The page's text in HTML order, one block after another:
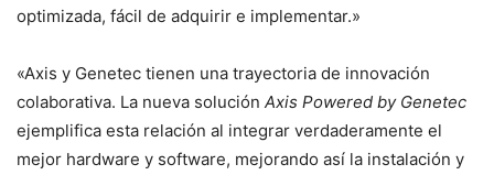
optimizada, fácil de adquirir e implementar.»
«Axis y Genetec tienen una trayectoria de innovación
colaborativa. La nueva solución Axis Powered by Genetec
ejemplifica esta relación al integrar verdaderamente el
mejor hardware y software, mejorando así la instalación y